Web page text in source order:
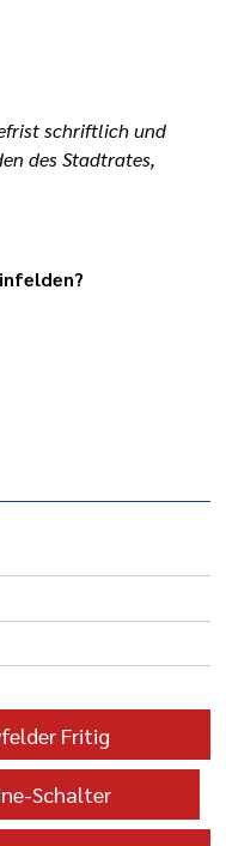
schriftlich und
des Stadtrates,
Fritig
Schalter